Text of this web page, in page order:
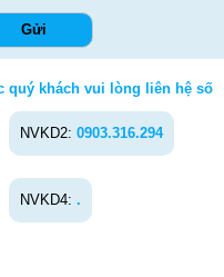
quý khách vui lòng liên hệ số
NVKD2: 0903.316.294
NVKD4: .